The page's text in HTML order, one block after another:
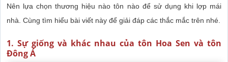
Nên lựa chọn thương hiệu nào tôn nào để sử dụng khi lợp mái
nhà. Cùng tìm hiểu bài viết này để giải đáp các thắc mắc trên nhé.
1. Sự giống và khác nhau của tôn Hoa Sen và tôn
Đông Á